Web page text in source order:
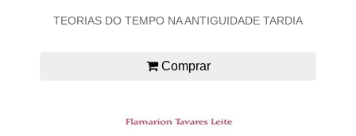
TEORIAS DO TEMPO NA ANTIGUIDADE TARDIA
Comprar